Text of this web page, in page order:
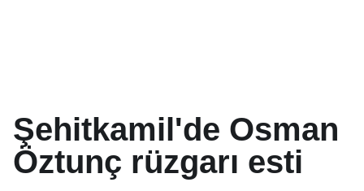
Şehitkamil'de Osman
Öztunç rüzgarı esti